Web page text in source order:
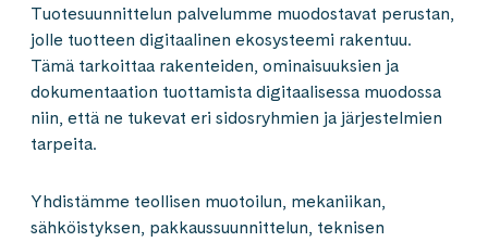
Tuotesuunnittelun palvelumme muodostavat perustan,
jolle tuotteen digitaalinen ekosysteemi rakentuu.
Tämä tarkoittaa rakenteiden, ominaisuuksien ja
dokumentaation tuottamista digitaalisessa muodossa
niin, että ne tukevat eri sidosryhmien ja järjestelmien
tarpeita.
Yhdistämme teollisen muotoilun, mekaniikan,
sähköistyksen, pakkaussuunnittelun, teknisen